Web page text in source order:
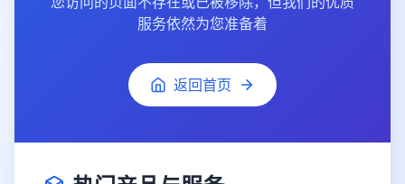
服务依然为您准备着
返回首页